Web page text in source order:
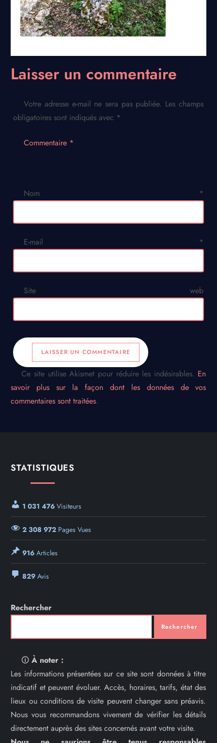
Laisser un commentaire
Votre adresse e-mail ne sera pas publiée. Les champs
obligatoires sont indiqués avec *
Commentaire *
Nom *
E-mail *
Site web
Ce site utilise Akismet pour réduire les indésirables. En
savoir plus sur la façon dont les données de vos
commentaires sont traitées.
STATISTIQUES
1 031 476 Visiteurs
2 308 972 Pages Vues
916 Articles
829 Avis
Rechercher
Rechercher
🛈À noter :
Les informations présentées sur ce site sont données à titre
indicatif et peuvent évoluer. Accès, horaires, tarifs, état des
lieux ou conditions de visite peuvent changer sans préavis.
Nous vous recommandons vivement de vérifier les détails
directement auprès des sites concernés avant votre visite.